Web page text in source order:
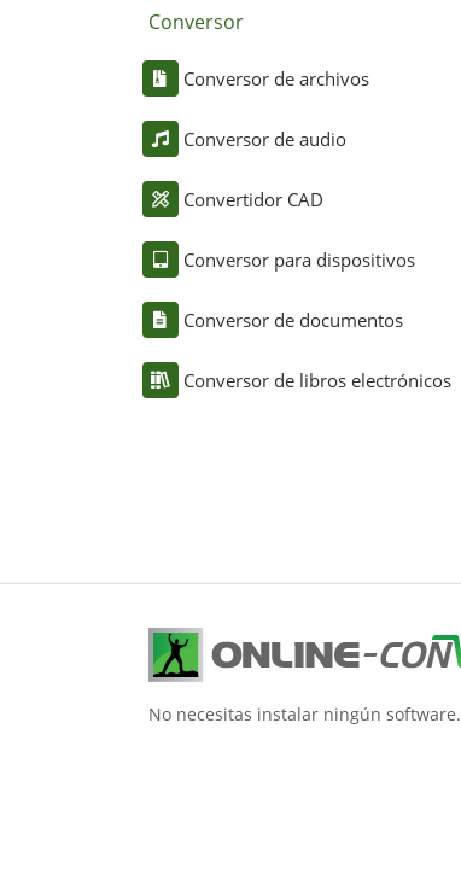
Conversor
Conversor de archivos
Conversor de audio
Convertidor CAD
Conversor para dispositivos
Conversor de documentos
Conversor de libros electrónicos
No necesitas instalar ningún software.